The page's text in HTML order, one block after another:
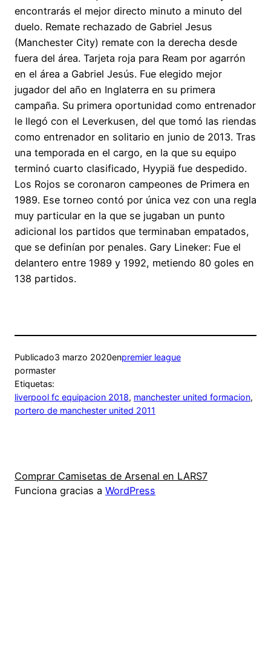
encontrarás el mejor directo minuto a minuto del
duelo. Remate rechazado de Gabriel Jesus
(Manchester City) remate con la derecha desde
fuera del área. Tarjeta roja para Ream por agarrón
en el área a Gabriel Jesús. Fue elegido mejor
jugador del año en Inglaterra en su primera
campaña. Su primera oportunidad como entrenador
le llegó con el Leverkusen, del que tomó las riendas
como entrenador en solitario en junio de 2013. Tras
una temporada en el cargo, en la que su equipo
terminó cuarto clasificado, Hyypiä fue despedido.
Los Rojos se coronaron campeones de Primera en
1989. Ese torneo contó por única vez con una regla
muy particular en la que se jugaban un punto
adicional los partidos que terminaban empatados,
que se definían por penales. Gary Lineker: Fue el
delantero entre 1989 y 1992, metiendo 80 goles en
138 partidos.
Publicado3 marzo 2020enpremier league
pormaster
Etiquetas:
liverpool fc equipacion 2018, manchester united formacion
portero de manchester united 2011
Comprar Camisetas de Arsenal en LARS7
Funciona gracias a WordPress